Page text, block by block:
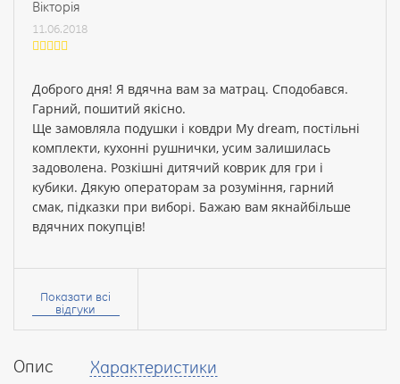
Опис Характеристики
Вiкторiя
11.06.2018
Доброго дня! Я вдячна вам за матрац. Сподобався.
Гарний, пошитий якiсно.
Ще замовляла подушки i ковдри My dream, постiльнi
комплекти, кухоннi рушнички, усим залишилась
задоволена. Розкiшнi дитячий коврик для гри i
кубики. Дякую операторам за розумiння, гарний
смак, пiдказки при виборi. Бажаю вам якнайбiльше
вдячних покупцiв!
Ваше
Ваш
Показати всі
відгуки